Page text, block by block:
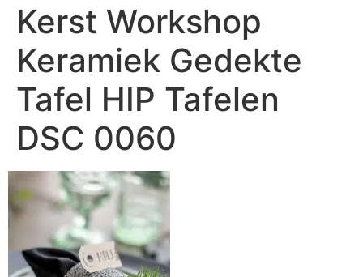
Kerst Workshop
Keramiek Gedekte
Tafel HIP Tafelen
DSC 0060